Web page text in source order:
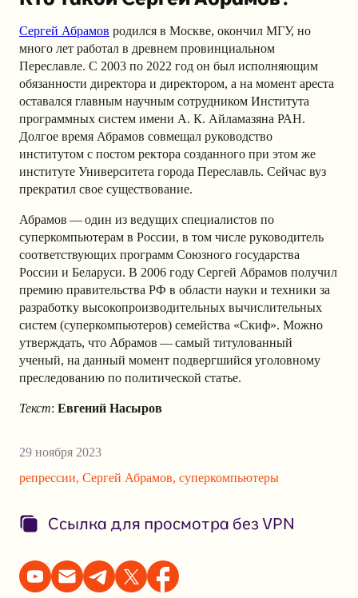
Сергей Абрамов родился в Москве, окончил МГУ, но
много лет работал в древнем провинциальном
Переславле. С 2003 по 2022 год он был исполняющим
обязанности директора и директором, а на момент ареста
оставался главным научным сотрудником Института
программных систем имени А. К. Айламазяна РАН.
Долгое время Абрамов совмещал руководство
институтом с постом ректора созданного при этом же
институте Университета города Переславль. Сейчас вуз
прекратил свое существование.
Абрамов — один из ведущих специалистов по
суперкомпьютерам в России, в том числе руководитель
соответствующих программ Союзного государства
России и Беларуси. В 2006 году Сергей Абрамов получил
премию правительства РФ в области науки и техники за
разработку высокопроизводительных вычислительных
систем (суперкомпьютеров) семейства «Скиф». Можно
утверждать, что Абрамов — самый титулованный
ученый, на данный момент подвергшийся уголовному
преследованию по политической статье.
Текст: Евгений Насыров
29 ноября 2023
репрессии, Сергей Абрамов, суперкомпьютеры
Ссылка для просмотра без VPN